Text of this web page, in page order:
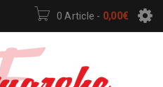
0 Article - 0,00€